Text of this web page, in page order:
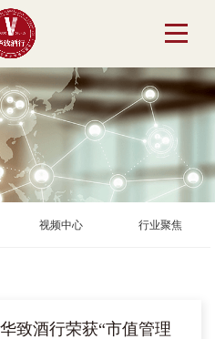
视频中心 行业聚焦
致酒行荣获“市值管理